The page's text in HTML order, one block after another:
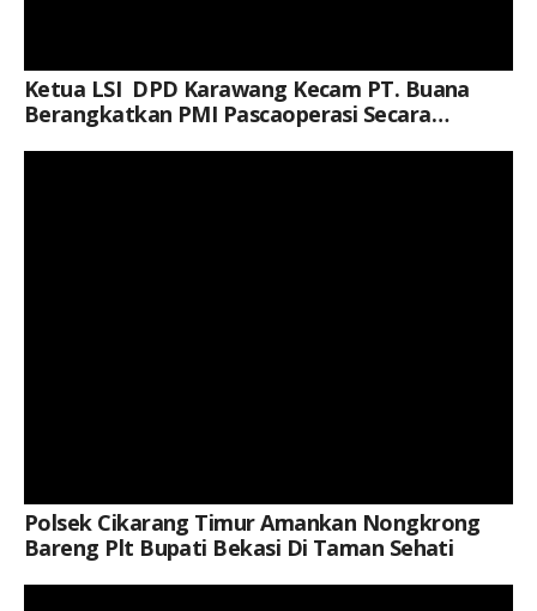
Ketua LSI DPD Karawang Kecam PT. Buana
Berangkatkan PMI Pascaoperasi Secara
Keterangan Gambar: Personel Polsek Cikarang Timur mengamankan kegiatan Nongkrong Bareng Plt. Bupati Bekasi di Taman Sehati, Desa Sertajaya, Kecamatan Cikarang Timur, Kabupaten Bekasi, Sabtu (8/8/2026).
Polsek Cikarang Timur Amankan Nongkrong
Bareng Plt Bupati Bekasi Di Taman Sehati
Keterangan Gambar: Personel Polsek Cikarang Timur melaksanakan patroli dini hari di wilayah Kelurahan Sertajaya, Kecamatan Cikarang Timur, Kabupaten Bekasi, Minggu (9/8/2026). Patroli dilakukan untuk mengantisipasi kejahatan jalanan, tawuran, dan gangguan kamtibmas.